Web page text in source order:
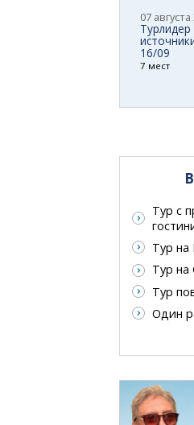
07
16/09
7 мест
Тур с
Тур
Тур на
Тур
Один